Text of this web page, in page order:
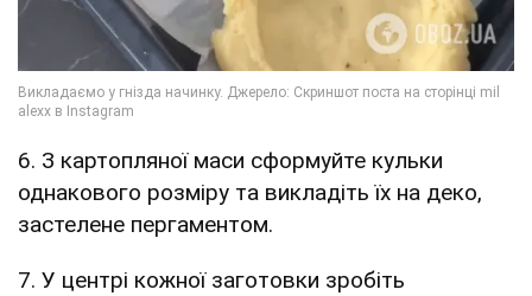
6. З картопляної маси сформуйте кульки
однакового розміру та викладіть їх на деко,
застелене пергаментом.
7. У центрі кожної заготовки зробіть